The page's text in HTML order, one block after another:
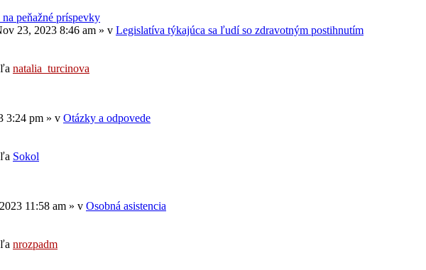
peňažné príspevky
23, 2023 8:46 am » v Legislatíva týkajúca sa ľudí so zdravotným postihnutím
natalia_turcinova
3:24 pm » v Otázky a odpovede
Sokol
11:58 am » v Osobná asistencia
nrozpadm